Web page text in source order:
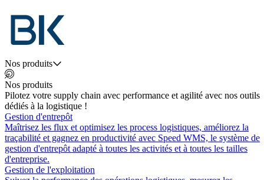
Nos produits
Nos produits
Pilotez votre supply chain avec performance et agilité avec nos outils
dédiés à la logistique !
Gestion d'entrepôt
Maîtrisez les flux et optimisez les process logistiques, améliorez la
traçabilité et gagnez en productivité avec Speed WMS, le système de
gestion d'entrepôt adapté à toutes les activités et à toutes les tailles
d'entreprise.
Gestion de l'exploitation